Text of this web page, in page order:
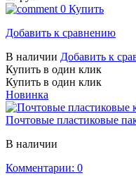
0 Купить
Добавить к сравнению
В наличии Добавить к
Купить в один клик
Купить в один клик
Новинка
Почтовые пластиковые
В наличии
Комментарии: 0